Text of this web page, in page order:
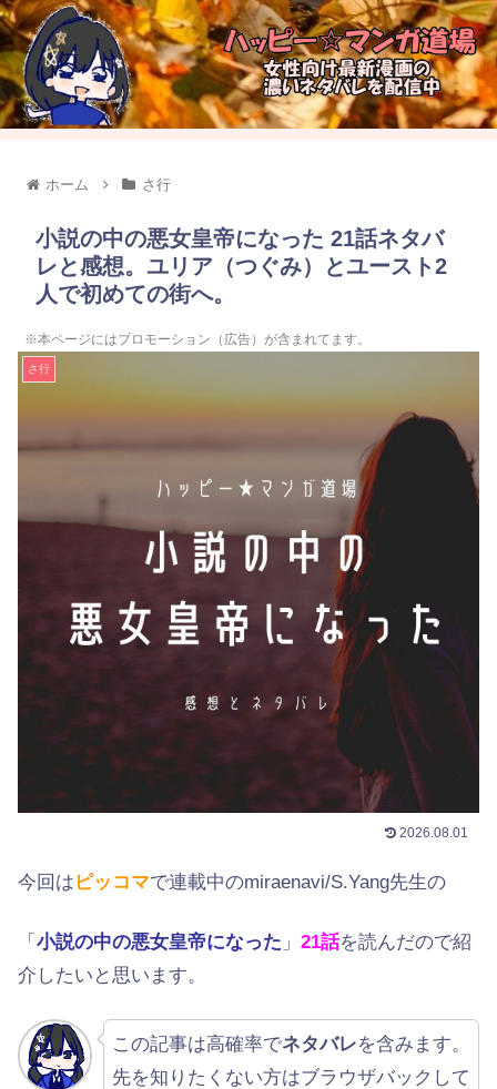
ホーム さ行
小説の中の悪女皇帝になった 21話ネタバ
レと感想。ユリア（つぐみ）とユースト2
人で初めての街へ。
※本ページにはプロモーション（広告）が含まれてます。
さ行
2026.08.01
今回は ピッコマで連載中のmiraenavi/S.Yang先生の
「 小説の中の悪女皇帝になった 」 21話を読んだので紹
介したいと思います。
この記事は高確率でネタバレを含みます。
先を知りたくない方はブラウザバックして